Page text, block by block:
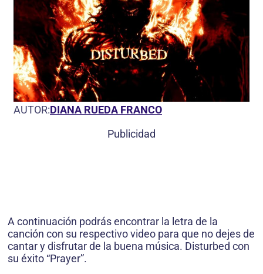
AUTOR:DIANA RUEDA FRANCO
Publicidad
A continuación podrás encontrar la letra de la
canción con su respectivo video para que no dejes de
cantar y disfrutar de la buena música. Disturbed con
su éxito “Prayer”.